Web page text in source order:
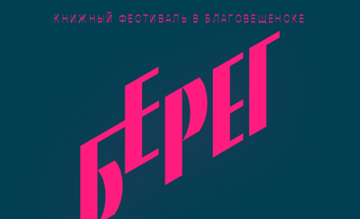
КНИЖНЫЙ ФЕСТИВАЛЬ В БЛАГОВЕЩЕНСКЕ